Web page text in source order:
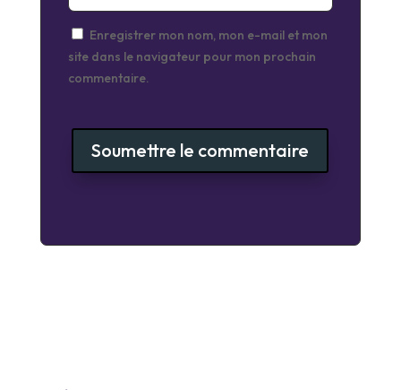
Enregistrer mon nom, mon e-mail et mon
site dans le navigateur pour mon prochain
commentaire.
Soumettre le commentaire